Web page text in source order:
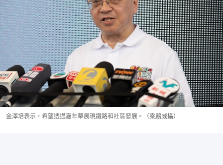
金澤培表示，希望透過嘉年華展現鐵路和社區發展。（梁鵬威攝）